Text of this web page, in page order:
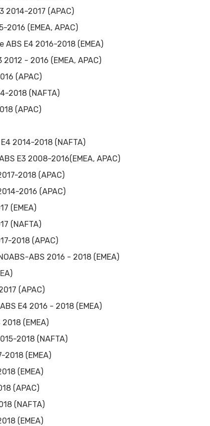
2014-2017 (APAC)
2016 (EMEA, APAC)
ABS E4 2016-2018 (EMEA)
2012 - 2016 (EMEA, APAC)
(APAC)
2018 (NAFTA)
(APAC)
2014-2018 (NAFTA)
E3 2008-2016(EMEA, APAC)
2018 (APAC)
2016 (APAC)
(EMEA)
(NAFTA)
2018 (APAC)
ABS 2016 - 2018 (EMEA)
(APAC)
E4 2016 - 2018 (EMEA)
(EMEA)
2018 (NAFTA)
2018 (EMEA)
(EMEA)
(APAC)
(NAFTA)
(EMEA)